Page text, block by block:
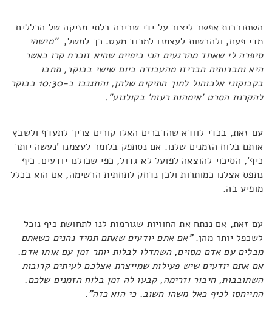
השתובבות אפשר ליצור על ידי שבירה בלתי מזיקה של הכללים
מדי פעם, ולהרשות לעצמנו למרוד מעט. כך למשל,"מישהי
סיפרה לי שאחד מהרגעים הכי כיפיים שהיא זוכרת קרו כאשר
היא וחברותיה הבריזו מהעבודה ביום שישי בבוקר, תחבו
בקבוקוני אלכוהול לתוך התיקים שלהן, והתגנבו ב-10:30 בבוקר
להקרנת הסרט 'אימהות רעות' בקולנוע".
עם זאת, בכדי לוודא שהדברים האלו קורים צריך לתעדף ולשבץ
אותם בלוח הזמנים שלנו. אם נסתפק בלומר לעצמנו 'נעשה יותר
כיף', הסיכוי להוצאה לפועל לא גדול, כפי שכולנו יודעים. כיף
נתפס אצלנו כמותרות ולכן נדחק לתחתית הרשימה, אם הוא בכלל
מופיע בה.
עם זאת, אם ננתח את החוויות שגורמות לנו לתחושת כיף נוכל
לשכפל יותר מהן."אם אתם יודעים שאתם תמיד נהנים כשאתם
מבלים עם אדם מסוים, השתדלו לבלות יותר זמן עם אותו אדם.
אם אתם יודעים שיש פעילות שמייצרת אצלכם לעיתים קרובות
השתובבות, חיבור וזרימה, קבעו לה זמן בלוח הזמנים שלכם.
התייחסו לכיף כאל משהו חשוב. כי הוא כזה".